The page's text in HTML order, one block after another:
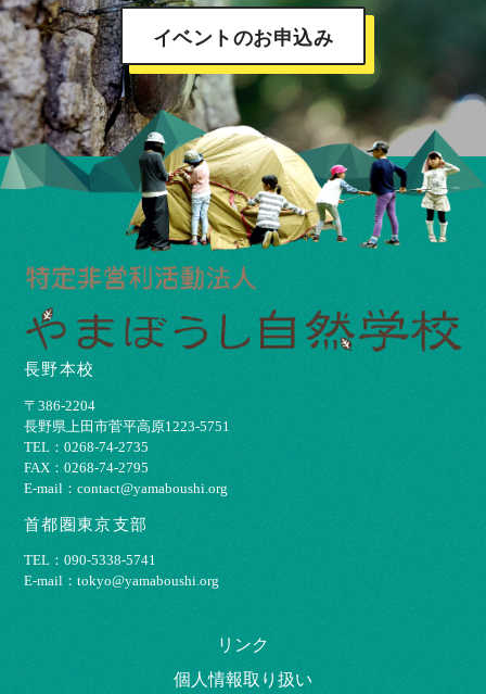
イベントのお申込み
長野本校
〒386-2204
⻑野県上⽥市菅平⾼原1223-5751
TEL：0268-74-2735
FAX：0268-74-2795
E-mail：contact@yamaboushi.org
首都圏東京支部
TEL：090-5338-5741
E-mail：tokyo@yamaboushi.org
リンク
個⼈情報取り扱い